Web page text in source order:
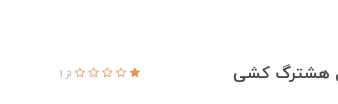
هشترگ کشی از 1